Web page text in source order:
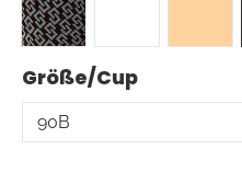
Größe/Cupauswählen